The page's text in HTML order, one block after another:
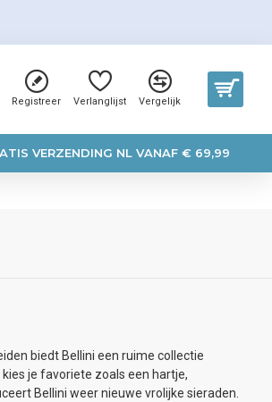
Registreer Verlanglijst Vergelijk
VERZENDING NL VANAF € 69,99
biedt Bellini een ruime collectie
je favoriete zoals een hartje,
Bellini weer nieuwe vrolijke sieraden.